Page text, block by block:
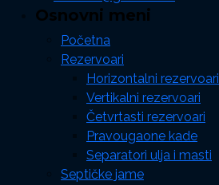
Osnovni meni
Početna
Rezervoari
Horizontalni rezervoari
Vertikalni rezervoari
Četvrtasti rezervoari
Pravougaone kade
Separatori ulja i masti
Septičke jame